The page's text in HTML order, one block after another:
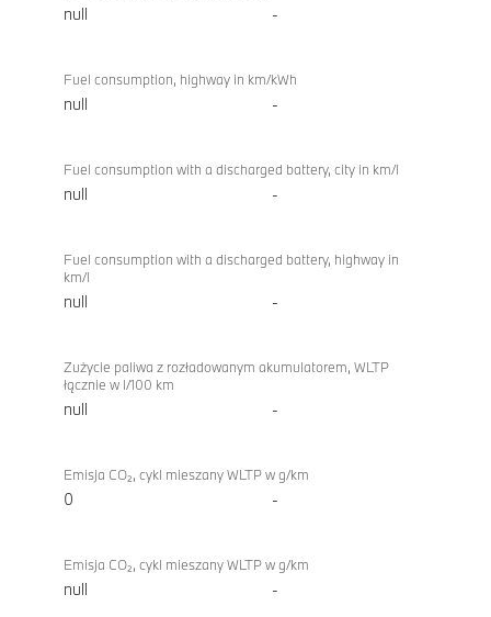
null -
Fuel consumption, highway in km/kWh
null -
Fuel consumption with a discharged battery, city in km/l
null -
Fuel consumption with a discharged battery, highway in
km/l
null -
Zużycie paliwa z rozładowanym akumulatorem, WLTP
łącznie w l/100 km
null -
Emisja CO₂, cykl mieszany WLTP w g/km
0 -
Emisja CO₂, cykl mieszany WLTP w g/km
null -